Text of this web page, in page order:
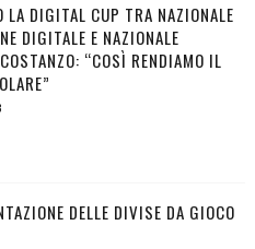
LA DIGITAL CUP TRA NAZIONALE
DIGITALE E NAZIONALE
“COSÌ RENDIAMO IL
DELLE DIVISE DA GIOCO